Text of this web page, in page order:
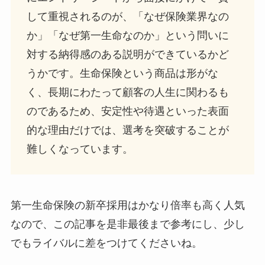
して重視されるのが、「なぜ保険業界なの
か」「なぜ第一生命なのか」という問いに
対する納得感のある説明ができているかど
うかです。生命保険という商品は形がな
く、長期にわたって顧客の人生に関わるも
のであるため、安定性や待遇といった表面
的な理由だけでは、選考を突破することが
難しくなっています。
第一生命保険の新卒採用はかなり倍率も高く人気
なので、この記事を是非最後まで参考にし、少し
でもライバルに差をつけてくださいね。